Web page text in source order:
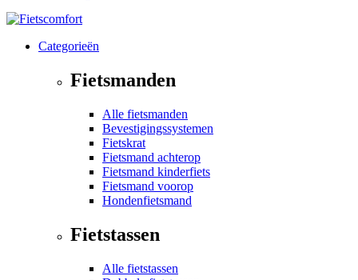
Categorieën
Fietsmanden
Alle fietsmanden
Bevestigingssystemen
Fietskrat
Fietsmand achterop
Fietsmand kinderfiets
Fietsmand voorop
Hondenfietsmand
Fietstassen
Alle fietstassen